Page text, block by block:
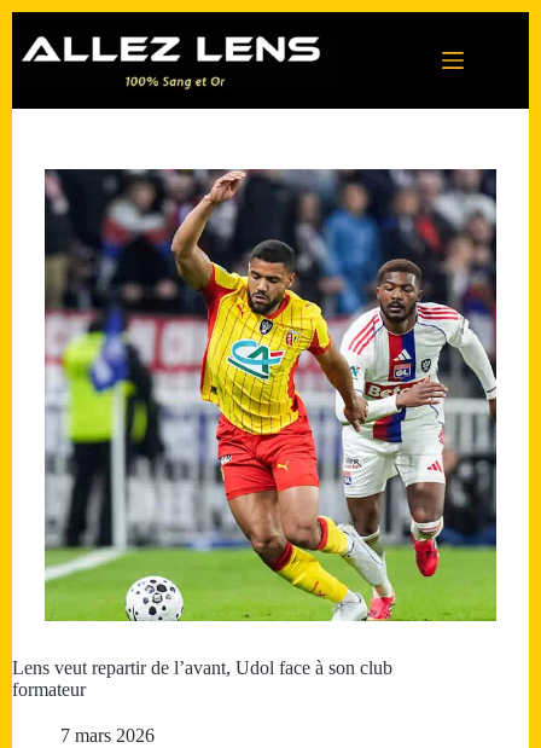
contenu
Lens veut repartir de l’avant, Udol face à son club
formateur
7 mars 2026